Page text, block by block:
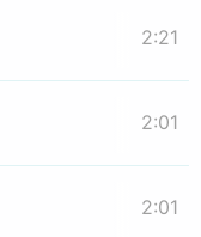
2:21
2:01
2:01